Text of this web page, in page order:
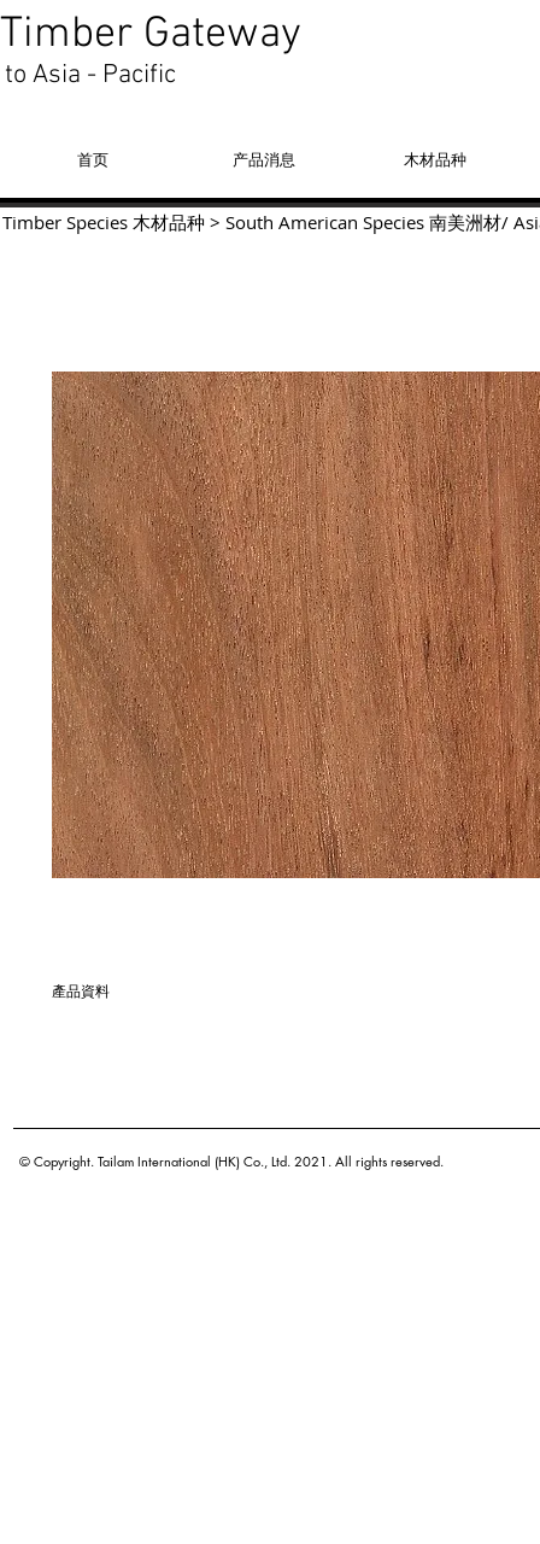
Timber Gateway
to Asia - Pacific
首页 产品消息 木材品种
產品資料
原產地
Timber Species 木材品种 > South American Species 南美洲材/
© Copyright. Tailam International (HK) Co., Ltd. 2021. All rights reserved.